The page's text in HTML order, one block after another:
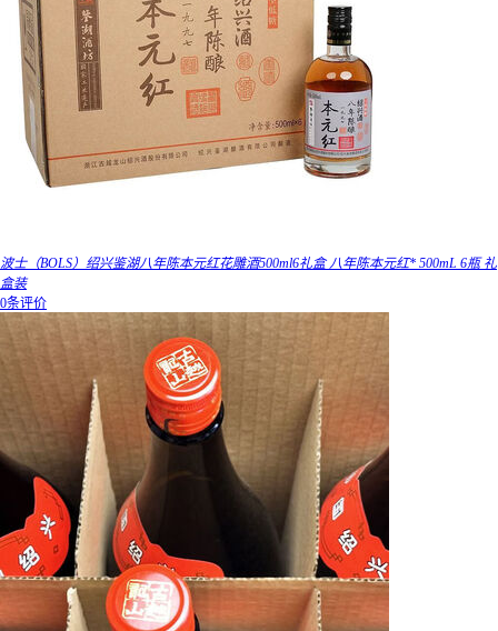
波士（BOLS）绍兴鉴湖八年陈本元红花雕酒500ml6礼盒 八年陈本元红* 500mL 6瓶 礼
盒装
0条评价